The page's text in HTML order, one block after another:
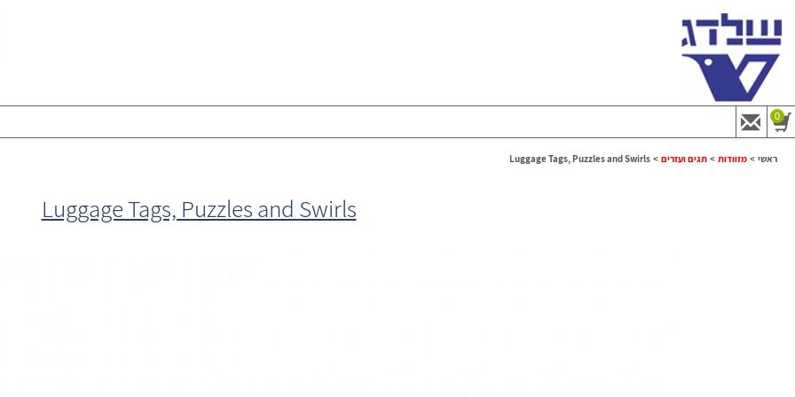
0
ראשי > מזוודות > תגים ועזרים >
Luggage Tags, Puzzles and Swirls
Luggage Tags, Puzzles and Swirls